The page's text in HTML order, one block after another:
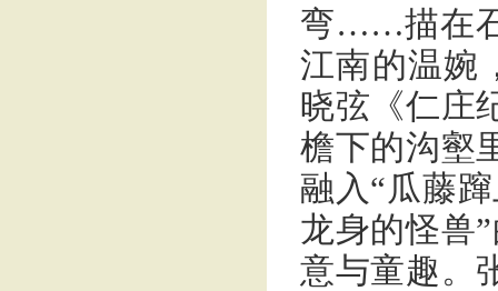
弯……描在
江南的温婉
晓弦《仁庄
檐下的沟壑
融入“瓜藤
龙身的怪兽
意与童趣。